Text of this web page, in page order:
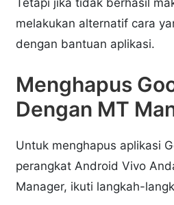
Tetapi jika tidak berhasil
melakukan alternatif cara
dengan bantuan aplikasi.
Menghapus
Dengan MT
Untuk menghapus aplikasi
perangkat Android Vivo
Manager, ikuti langkah-